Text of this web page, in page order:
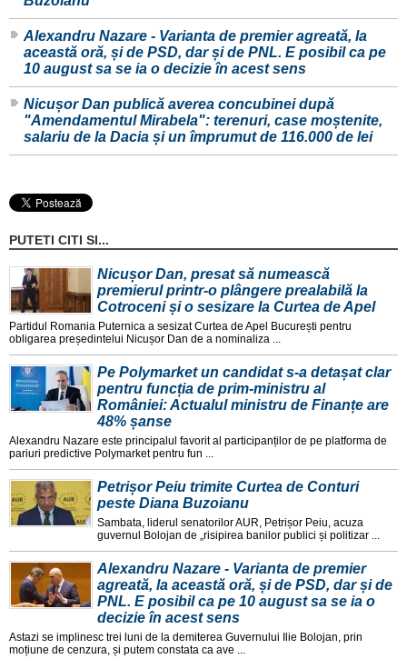
Alexandru Nazare - Varianta de premier agreată, la
această oră, și de PSD, dar și de PNL. E posibil ca pe
10 august sa se ia o decizie în acest sens
Nicușor Dan publică averea concubinei după
"Amendamentul Mirabela": terenuri, case moștenite,
salariu de la Dacia și un împrumut de 116.000 de lei
PUTETI CITI SI...
Nicușor Dan, presat să numească
premierul printr-o plângere prealabilă la
Cotroceni și o sesizare la Curtea de Apel
Partidul Romania Puternica a sesizat Curtea de Apel București pentru
obligarea președintelui Nicușor Dan de a nominaliza ...
Pe Polymarket un candidat s-a detașat clar
pentru funcția de prim-ministru al
României: Actualul ministru de Finanțe are
48% șanse
Alexandru Nazare este principalul favorit al participanților de pe platforma de
pariuri predictive Polymarket pentru fun ...
Petrișor Peiu trimite Curtea de Conturi
peste Diana Buzoianu
Sambata, liderul senatorilor AUR, Petrișor Peiu, acuza
guvernul Bolojan de „risipirea banilor publici și politizar ...
Alexandru Nazare - Varianta de premier
agreată, la această oră, și de PSD, dar și de
PNL. E posibil ca pe 10 august sa se ia o
decizie în acest sens
Astazi se implinesc trei luni de la demiterea Guvernului Ilie Bolojan, prin
moțiune de cenzura, și putem constata ca ave ...